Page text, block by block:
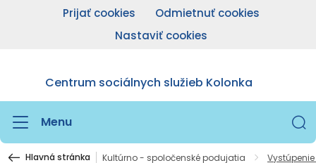
Prijať cookies
Odmietnuť cookies
Nastaviť cookies
Centrum sociálnych služieb Kolonka
Menu
Hlavná stránka Kultúrno - spoločenské podujatia Vystúpenie